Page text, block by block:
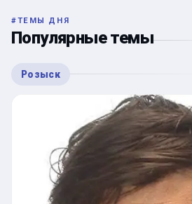
#ТЕМЫ ДНЯ
Популярные темы
Розыск